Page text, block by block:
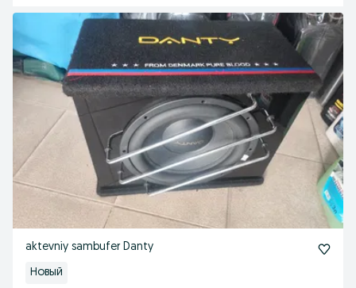
aktevniy sambufer Danty
Новый